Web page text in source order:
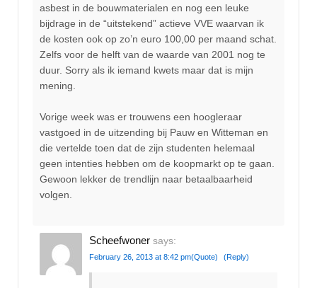
asbest in de bouwmaterialen en nog een leuke
bijdrage in de “uitstekend” actieve VVE waarvan ik
de kosten ook op zo’n euro 100,00 per maand schat.
Zelfs voor de helft van de waarde van 2001 nog te
duur. Sorry als ik iemand kwets maar dat is mijn
mening.
Vorige week was er trouwens een hoogleraar
vastgoed in de uitzending bij Pauw en Witteman en
die vertelde toen dat de zijn studenten helemaal
geen intenties hebben om de koopmarkt op te gaan.
Gewoon lekker de trendlijn naar betaalbaarheid
volgen.
Scheefwoner says:
February 26, 2013 at 8:42 pm(Quote) (Reply)